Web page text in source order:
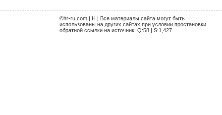
©hr-ru.com | H | Все материалы сайта могут быть
использованы на других сайтах при условии простановки
обратной ссылки на источник. Q:58 | S:1,427